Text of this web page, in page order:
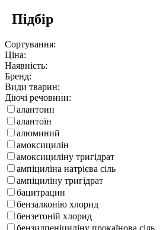
Підбір
Сортування:
Ціна:
Наявність:
Бренд:
Види тварин:
Діючі речовини:
алантоин
алантоїн
алюминий
амоксицилін
амоксициліну тригідрат
ампіциліна натрієва сіль
ампіциліну тригідрат
бацитрацин
бензалконію хлорид
бензетоній хлорид